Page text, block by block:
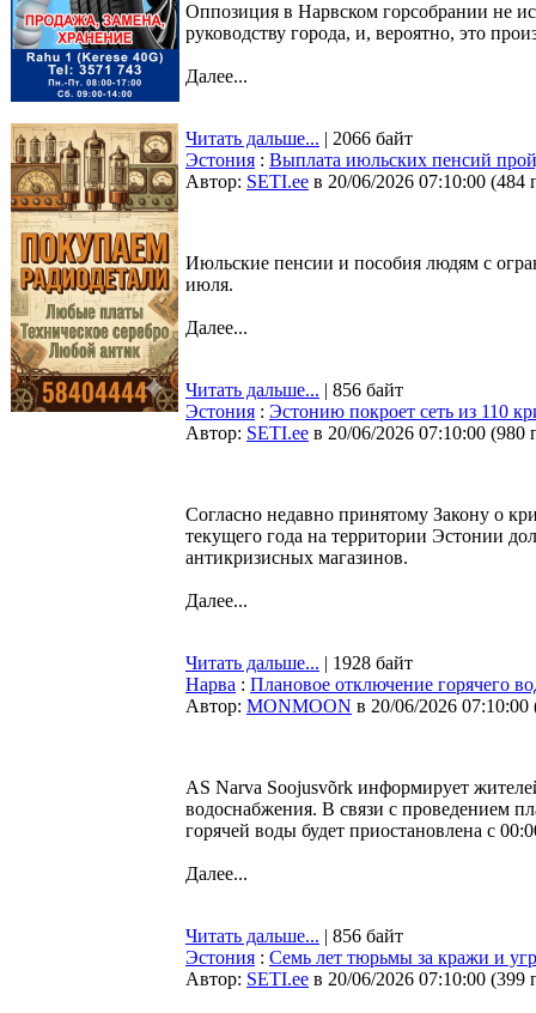
Оппозиция в Нарвском горсобрании не
руководству города, и, вероятно, это
Далее...
Читать дальше... | 2066 байт
Эстония : Выплата июльских пенсий
Автор: SETI.ee в 20/06/2026 07:10:00 (484
Июльские пенсии и пособия людям с
июля.
Далее...
Читать дальше... | 856 байт
Эстония : Эстонию покроет сеть из 110
Автор: SETI.ee в 20/06/2026 07:10:00 (980
Согласно недавно принятому Закону о
текущего года на территории Эстонии
антикризисных магазинов.
Далее...
Читать дальше... | 1928 байт
Нарва : Плановое отключение горячего
Автор: MONMOON в 20/06/2026 07:10:00
AS Narva Soojusvõrk информирует
водоснабжения. В связи с проведением
горячей воды будет приостановлена с
Далее...
Читать дальше... | 856 байт
Эстония : Семь лет тюрьмы за кражи и
Автор: SETI.ee в 20/06/2026 07:10:00 (399